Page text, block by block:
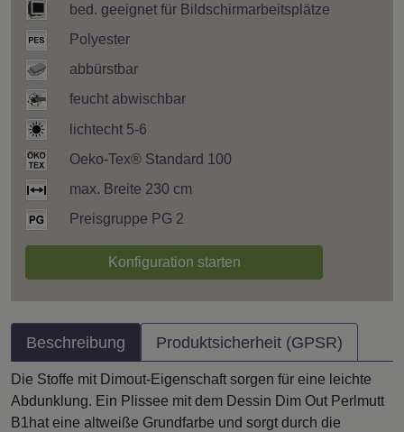
bed. geeignet für Bildschirmarbeitsplätze
Polyester
abbürstbar
feucht abwischbar
lichtecht 5-6
Oeko-Tex® Standard 100
max. Breite 230 cm
Preisgruppe PG 2
Konfiguration starten
Beschreibung Produktsicherheit (GPSR)
Die Stoffe mit Dimout-Eigenschaft sorgen für eine leichte
Abdunklung. Ein Plissee mit dem Dessin Dim Out Perlmutt
B1hat eine altweiße Grundfarbe und sorgt durch die